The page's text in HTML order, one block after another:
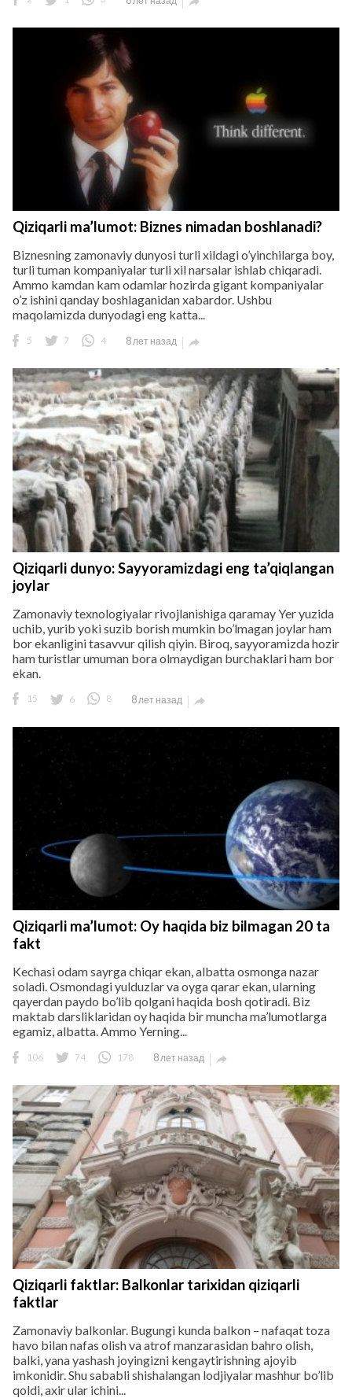
Qiziqarli ma’lumot: Biznes nimadan boshlanadi?
Biznesning zamonaviy dunyosi turli xildagi o’yinchilarga boy,
turli tuman kompaniyalar turli xil narsalar ishlab chiqaradi.
Ammo kamdan kam odamlar hozirda gigant kompaniyalar
o’z ishini qanday boshlaganidan xabardor. Ushbu
maqolamizda dunyodagi eng katta...
5 7 4 8 лет назад 
Qiziqarli dunyo: Sayyoramizdagi eng ta’qiqlangan
joylar
Zamonaviy texnologiyalar rivojlanishiga qaramay Yer yuzida
uchib, yurib yoki suzib borish mumkin bo’lmagan joylar ham
bor ekanligini tasavvur qilish qiyin. Biroq, sayyoramizda hozir
ham turistlar umuman bora olmaydigan burchaklari ham bor
ekan.
15 6 8 8 лет назад 
Qiziqarli ma’lumot: Oy haqida biz bilmagan 20 ta
fakt
Kechasi odam sayrga chiqar ekan, albatta osmonga nazar
soladi. Osmondagi yulduzlar va oyga qarar ekan, ularning
qayerdan paydo bo’lib qolgani haqida bosh qotiradi. Biz
maktab darsliklaridan oy haqida bir muncha ma’lumotlarga
egamiz, albatta. Ammo Yerning...
106 74 178 8 лет назад 
Qiziqarli faktlar: Balkonlar tarixidan qiziqarli
faktlar
Zamonaviy balkonlar. Bugungi kunda balkon – nafaqat toza
havo bilan nafas olish va atrof manzarasidan bahro olish,
balki, yana yashash joyingizni kengaytirishning ajoyib
imkonidir. Shu sababli shishalangan lodjiyalar mashhur bo’lib
qoldi, axir ular ichini...